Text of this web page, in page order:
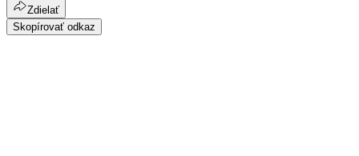
Zdielať
Skopírovať odkaz